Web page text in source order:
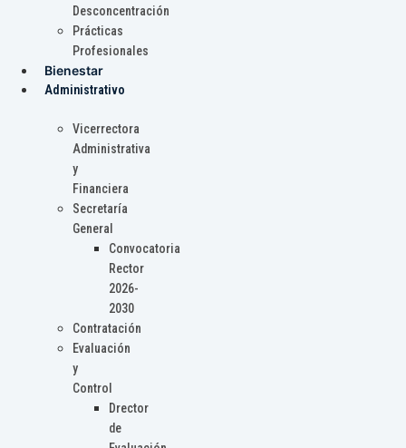
Desconcentración
Prácticas
Profesionales
Bienestar
Administrativo
Vicerrectora
Administrativa
y
Financiera
Secretaría
General
Convocatoria
Rector
2026-
2030
Contratación
Evaluación
y
Control
Drector
de